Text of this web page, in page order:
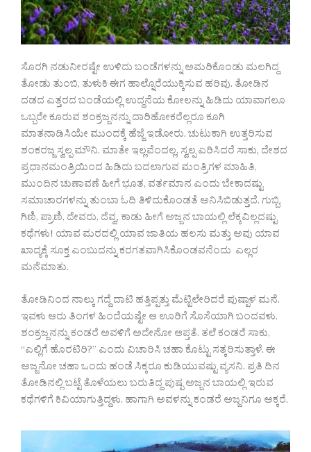
ಸೊರಗಿ ನಡುನೀರಷ್ಟೇ ಉಳಿದು ಬಂಡೆಗಳನ್ನು ಅಮರಿಕೊಂಡು ಮಲಗಿದ್ದ
ತೋಡು ತುಂಬಿ, ತುಳುಕಿ ಈಗ ಹಾಲ್ನೊರೆಯುಕ್ಕಿಸುವ ಹರಿವು. ತೋಡಿನ
ದಡದ ಎತ್ತರದ ಬಂಡೆಯಲ್ಲಿ ಉದ್ದನೆಯ ಕೋಲನ್ನು ಹಿಡಿದು ಯಾವಾಗಲೂ
ಒಬ್ಬರೇ ಕೂರುವ ಶಂಕ್ರಜ್ಜನನ್ನು ದಾರಿಹೋಕರೆಲ್ಲರೂ ಕೂಗಿ
ಮಾತನಾಡಿಸಿಯೇ ಮುಂದಕ್ಕೆ ಹೆಜ್ಜೆ ಇಡೋರು. ಚುಟುಕಾಗಿ ಉತ್ತರಿಸುವ
ಶಂಕರಜ್ಜ ಸ್ವಲ್ಪ ಮೌನಿ. ಮಾತೇ ಇಲ್ಲವೆಂದಲ್ಲ, ಸ್ವಲ್ಪ ಏರಿಸಿದರೆ ಸಾಕು, ದೇಶದ
ಪ್ರಧಾನಮಂತ್ರಿಯಿಂದ ಹಿಡಿದು ಬದಲಾಗುವ ಮಂತ್ರಿಗಳ ಮಾಹಿತಿ,
ಮುಂದಿನ ಚುಣಾವಣೆ ಹೀಗೆ ಭೂತ, ವರ್ತಮಾನ ಎಂದು ಬೇಕಾದಷ್ಟು
ಸಮಾಚಾರಗಳನ್ನು ತುಂಬಾ ಓದಿ ತಿಳಿದುಕೊಂಡತೆ ಅನಿಸಿಬಿಡುತ್ತದೆ. ಗುಬ್ಬಿ,
ಗಿಣಿ, ಪ್ರಾಣಿ, ದೇವರು, ದೆವ್ವ, ಕಾಡು ಹೀಗೆ ಅಜ್ಜನ ಬಾಯಲ್ಲಿ ಲೆಕ್ಕವಿಲ್ಲದಷ್ಟು
ಕಥೆಗಳು! ಯಾವ ಮರದಲ್ಲಿ ಯಾವ ಜಾತಿಯ ಹಲಸು ಮತ್ತು ಅವು ಯಾವ
ಖಾದ್ಯಕ್ಕೆ ಸೂಕ್ತ ಎಂಬುದನ್ನು ಕರಗತವಾಗಿಸಿಕೊಂಡವನೆಂದು ಎಲ್ಲರ
ಮನೆಮಾತು.
ತೋಡಿನಿಂದ ನಾಲ್ಕು ಗದ್ದೆ ದಾಟಿ ಹತ್ತಿಪ್ಪತ್ತು ಮೆಟ್ಟಿಲೇರಿದರೆ ಪುಷ್ಪಾಳ ಮನೆ.
ಇವಳು ಆರು ತಿಂಗಳ ಹಿಂದೆಯಷ್ಟೇ ಆ ಊರಿಗೆ ಸೊಸೆಯಾಗಿ ಬಂದವಳು.
ಶಂಕ್ರಜ್ಜನನ್ನು ಕಂಡರೆ ಅವಳಿಗೆ ಅದೇನೋ ಆಪ್ತತೆ. ತಲೆ ಕಂಡರೆ ಸಾಕು,
“ಎಲ್ಲಿಗೆ ಹೊರಟಿರಿ?” ಎಂದು ವಿಚಾರಿಸಿ ಚಹಾ ಕೊಟ್ಟು ಸತ್ಕರಿಸುತ್ತಾಳೆ. ಈ
ಅಜ್ಜನೋ ಚಹಾ ಒಂದು ಹಂಡೆ ಸಿಕ್ಕರೂ ಕುಡಿಯುವಷ್ಟು ವ್ಯಸನಿ. ಪ್ರತಿ ದಿನ
ತೋಡಿನಲ್ಲಿ ಬಟ್ಟೆ ತೊಳೆಯಲು ಬರುತಿದ್ದ ಪುಷ್ಪ ಅಜ್ಜನ ಬಾಯಲ್ಲಿ ಇರುವ
ಕಥೆಗಳಿಗೆ ಕಿವಿಯಾಗುತ್ತಿದ್ದಳು. ಹಾಗಾಗಿ ಅವಳನ್ನು ಕಂಡರೆ ಅಜ್ಜನಿಗೂ ಅಕ್ಕರೆ.